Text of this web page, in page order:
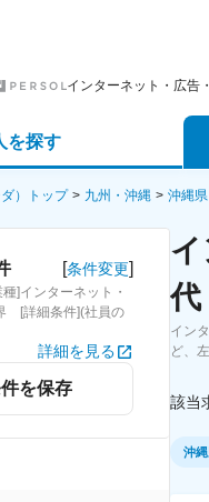
インターネット・広告
を探す
）トップ 九州・沖縄 沖縄県
[条件変更]
]インターネット・
[詳細条件](社員の
詳細を見る
を保存
代
イン
ど、
該当
沖